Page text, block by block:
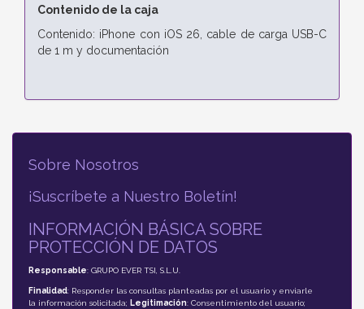
Contenido de la caja
Contenido: iPhone con iOS 26, cable de carga USB-C
de 1 m y documentación
Sobre Nosotros
¡Suscríbete a Nuestro Boletín!
INFORMACIÓN BÁSICA SOBRE
PROTECCIÓN DE DATOS
Responsable: GRUPO EVER TSI, S.L.U.
Finalidad: Responder las consultas planteadas por el usuario y enviarle
la información solicitada; Legitimación: Consentimiento del usuario;